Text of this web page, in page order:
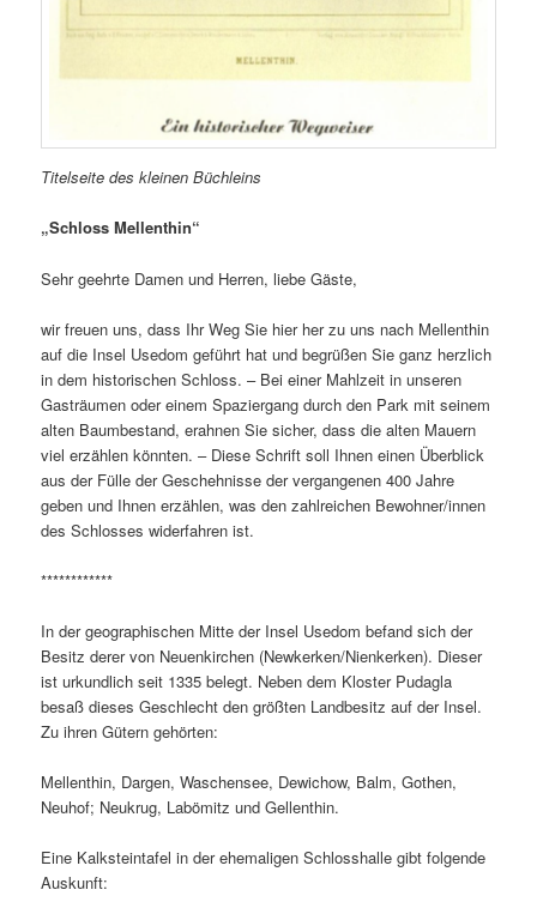
Titelseite des kleinen Büchleins
„Schloss Mellenthin“
Sehr geehrte Damen und Herren, liebe Gäste,
wir freuen uns, dass Ihr Weg Sie hier her zu uns nach Mellenthin
auf die Insel Usedom geführt hat und begrüßen Sie ganz herzlich
in dem historischen Schloss. – Bei einer Mahlzeit in unseren
Gasträumen oder einem Spaziergang durch den Park mit seinem
alten Baumbestand, erahnen Sie sicher, dass die alten Mauern
viel erzählen könnten. – Diese Schrift soll Ihnen einen Überblick
aus der Fülle der Geschehnisse der vergangenen 400 Jahre
geben und Ihnen erzählen, was den zahlreichen Bewohner/innen
des Schlosses widerfahren ist.
************
In der geographischen Mitte der Insel Usedom befand sich der
Besitz derer von Neuenkirchen (Newkerken/Nienkerken). Dieser
ist urkundlich seit 1335 belegt. Neben dem Kloster Pudagla
besaß dieses Geschlecht den größten Landbesitz auf der Insel.
Zu ihren Gütern gehörten:
Mellenthin, Dargen, Waschensee, Dewichow, Balm, Gothen,
Neuhof; Neukrug, Labömitz und Gellenthin.
Eine Kalksteintafel in der ehemaligen Schlosshalle gibt folgende
Auskunft: